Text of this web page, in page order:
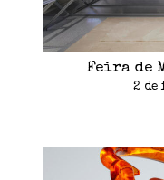
Feira de
2 de